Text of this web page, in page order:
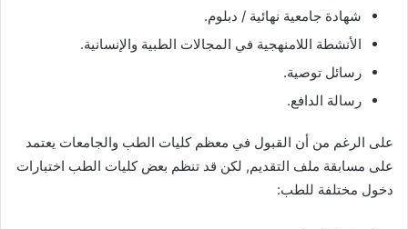
شهادة جامعية نهائية / دبلوم.
الأنشطة اللامنهجية في المجالات الطبية والإنسانية.
رسائل توصية.
رسالة الدافع.
على الرغم من أن القبول في معظم كليات الطب والجامعات يعتمد
على مسابقة ملف التقديم, لكن قد تنظم بعض كليات الطب اختبارات
دخول مختلفة للطب: